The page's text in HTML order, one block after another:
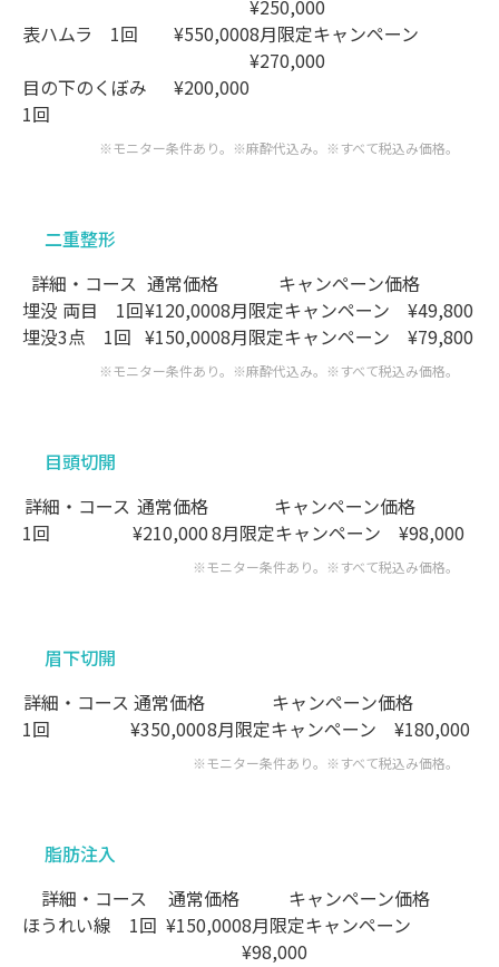
¥250,000
表ハムラ 1回 ¥550,0008月限定キャンペーン
¥270,000
目の下のくぼみ
1回
¥200,000
※モニター条件あり。※麻酔代込み。 ※すべて税込み価格。
二重整形
詳細・コース 通常価格
キャンペーン価格
埋没 両目 1回¥120,0008月限定キャンペーン ¥49,800
埋没3点 1回 ¥150,0008月限定キャンペーン ¥79,800
※モニター条件あり。※麻酔代込み。 ※すべて税込み価格。
目頭切開
詳細・コース 通常価格
キャンペーン価格
1回
¥210,0008月限定キャンペーン ¥98,000
※モニター条件あり。※すべて税込み価格。
眉下切開
詳細・コース 通常価格
キャンペーン価格
1回
¥350,0008月限定キャンペーン ¥180,000
※モニター条件あり。※すべて税込み価格。
脂肪注入
詳細・コース
通常価格
キャンペーン価格
ほうれい線 1回 ¥150,0008月限定キャンペーン
¥98,000